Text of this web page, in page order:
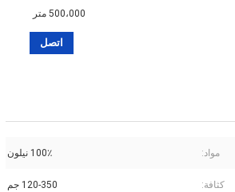
500،000 متر
اتصل
مواد: 100٪ نيلون
كثافة: 120-350 جم